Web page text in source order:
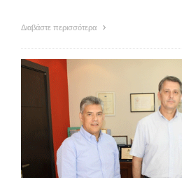
Διαβάστε περισσότερα